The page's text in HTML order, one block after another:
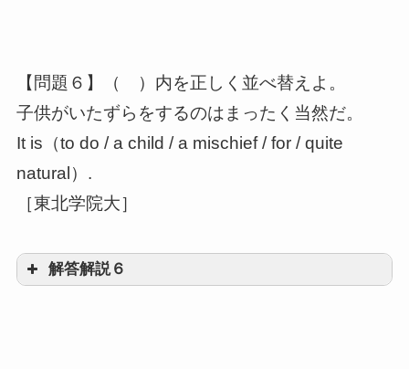
直前に置いて表します
【問題６】（ ）内を正しく並べ替えよ。
子供がいたずらをするのはまったく当然だ。
It is（to do / a child / a mischief / for / quite
natural）.
［東北学院大］
解答解説６